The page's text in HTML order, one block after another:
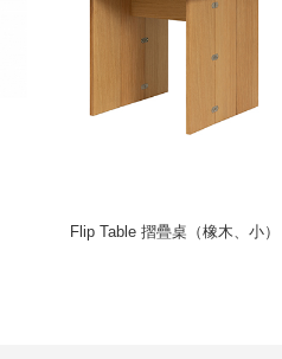
Flip Table 摺疊桌（橡木、小）